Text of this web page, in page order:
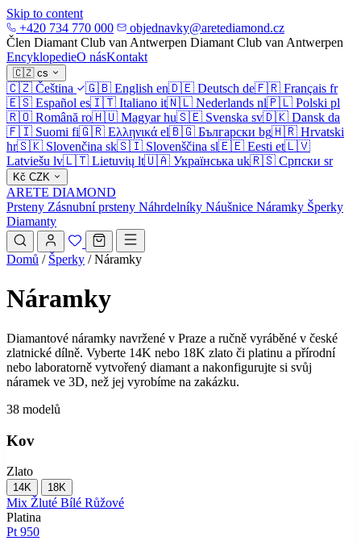
Skip to content
+420 734 770 000
objednavky@aretediamond.cz
Člen Diamant Club van Antwerpen Diamant Club van Antwerpen
EncyklopedieO násKontakt
🇨🇿 cs
🇨🇿 Čeština 🇬🇧 English en🇩🇪 Deutsch de🇫🇷 Français fr
🇪🇸 Español es🇮🇹 Italiano it🇳🇱 Nederlands nl🇵🇱 Polski pl
🇷🇴 Română ro🇭🇺 Magyar hu🇸🇪 Svenska sv🇩🇰 Dansk da
🇫🇮 Suomi fi🇬🇷 Ελληνικά el🇧🇬 Български bg🇭🇷 Hrvatski
hr🇸🇰 Slovenčina sk🇸🇮 Slovenščina sl🇪🇪 Eesti et🇱🇻
Latviešu lv🇱🇹 Lietuvių lt🇺🇦 Українська uk🇷🇸 Српски sr
Kč CZK
ARETE DIAMOND
Prsteny Zásnubní prsteny Náhrdelníky Náušnice Náramky Šperky
Diamanty
Domů / Šperky / Náramky
Náramky
Diamantové náramky navržené v Praze a ručně vyráběné v české
zlatnické dílně. Vyberte 14K nebo 18K zlato či platinu a přírodní
nebo laboratorně vytvořený diamant a nakonfigurujte si svůj
náramek ve 3D, než jej vyrobíme na zakázku.
38 modelů
Kov
Zlato
14K 18K
Mix Žluté Bílé Růžové
Platina
Pt 950